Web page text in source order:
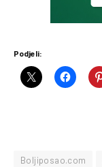
Podjeli:
Boljiposao.com